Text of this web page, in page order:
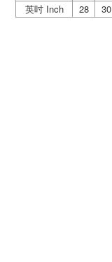
英吋Inch 28 30